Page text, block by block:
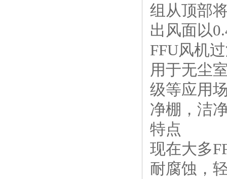
组从顶部
出风面以
FFU风机
用于无尘
级等应用
净棚，洁
特点
现在大多
耐腐蚀，